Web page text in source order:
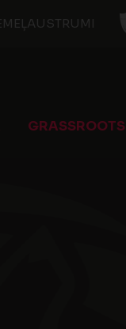
GRASSROOTS